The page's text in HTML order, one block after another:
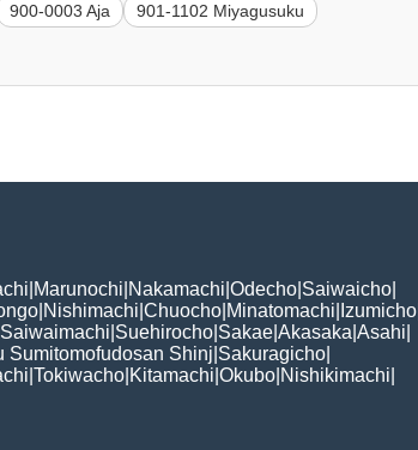
900-0003 Aja
901-1102 Miyagusuku
Marunochi Nakamachi Odecho Saiwaicho
Nishimachi Chuocho Minatomachi Izumicho
Saiwaimachi Suehirocho Sakae Akasaka Asahi
Sumitomofudosan Shinj Sakuragicho
Tokiwacho Kitamachi Okubo Nishikimachi